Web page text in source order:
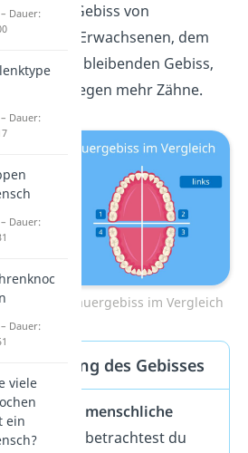
Im Gebiss von
und Erwachsenen, dem
oder bleibenden Gebiss,
sich dagegen mehr Zähne.
und Dauergebiss im Vergleich
Betrachtung des Gebisses
du dir das menschliche
ansiehst, betrachtest du
Dauer:
Dauer:
Dauer:
Dauer:
viele
ein